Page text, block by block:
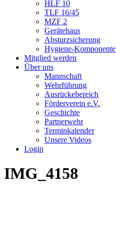
HLF 10
TLF 16/45
MZF 2
Gerätehaus
Absturzsicherung
Hygiene-Komponente
Mitglied werden
Über uns
Mannschaft
Wehrführung
Ausrückebereich
Förderverein e.V.
Geschichte
Partnerwehr
Terminkalender
Unsere Videos
Login
IMG_4158